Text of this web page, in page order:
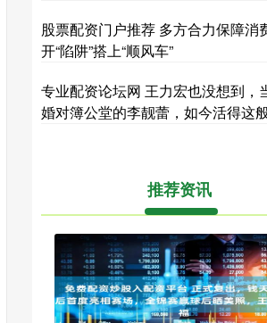
股票配资门户推荐 多方合力保障消
开“陷阱”搭上“顺风车”
专业配资论坛网 王力宏也没想到，
婚对簿公堂的李靓蕾，如今活得这
推荐资讯